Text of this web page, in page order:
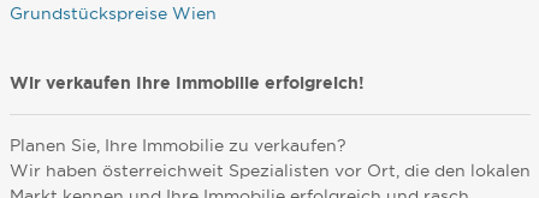
Grundstückspreise Wien
Wir verkaufen Ihre Immobilie erfolgreich!
Planen Sie, Ihre Immobilie zu verkaufen?
Wir haben österreichweit Spezialisten vor Ort, die den lokalen